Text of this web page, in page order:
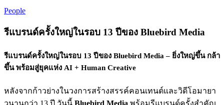
People
รีแบรนด์ครั้งใหญ่ในรอบ 13 ปีของ Bluebird Media
รีแบรนด์ครั้งใหญ่ในรอบ 13 ปีของ Bluebird Media – ยิ่งใหญ่ขึ้น กล้า
ขึ้น พร้อมสู่ยุคแห่ง AI + Human Creative
หลังจากก้าวย่างในวงการสร้างสรรค์คอนเทนต์และวิดีโอมายา
วนานกว่า 13 ปี วันนี้ Bluebird Media พร้อมรีแบรนด์ครั้งสำคัญ